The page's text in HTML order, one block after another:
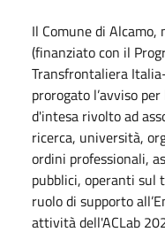
Il Comune di Alcamo,
(finanziato con il
Transfrontaliera
prorogato l’avviso
d'intesa rivolto ad
ricerca, università,
ordini professionali,
pubblici, operanti sul
ruolo di supporto
attività dell'ACLab